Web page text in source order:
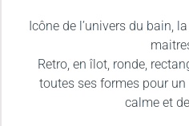
Icône de l’univers du bain,
Retro, en îlot, ronde,
toutes ses formes pour
calme et